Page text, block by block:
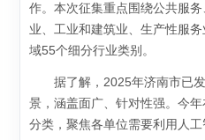
作。本次征集重点围绕公共服
业、工业和建筑业、生产性服
域55个细分行业类别。
据了解，2025年济南市已
景，涵盖面广、针对性强。今
分类，聚焦各单位需要利用人工